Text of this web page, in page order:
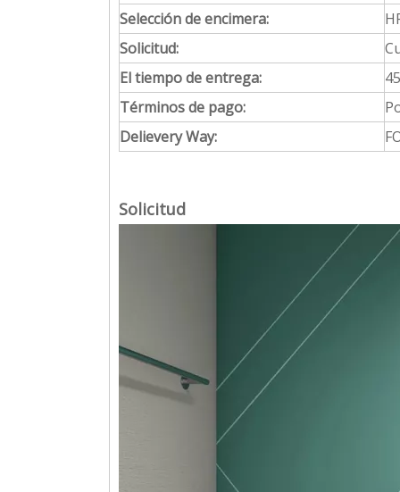
Selección de encimera:
Solicitud:
El tiempo de entrega:
Términos de pago:
Delievery Way:
Solicitud